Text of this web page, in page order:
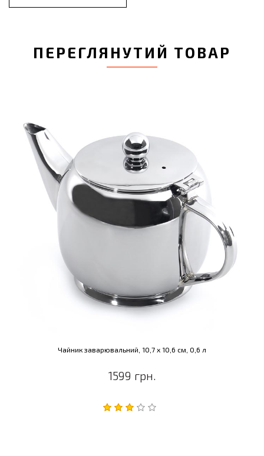
ПЕРЕГЛЯНУТИЙ ТОВАР
Чайник заварювальний, 10,7 х 10,6 см, 0,6 л
1599 грн.